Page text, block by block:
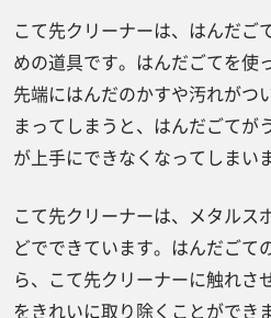
こて先クリーナーは、はんだご
めの道具です。はんだごてを使
先端にはんだのかすや汚れがつ
まってしまうと、はんだごてが
が上手にできなくなってしまい
こて先クリーナーは、メタルス
どでできています。はんだごて
ら、こて先クリーナーに触れさ
をきれいに取り除くことができ